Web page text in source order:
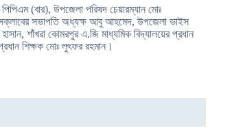
(বার), উপজেলা পরিষদ চেয়ারম্যান মোঃ
সভাপতি অধ্যক্ষ আবু আহমেদ, উপজেলা ভাইস
শাঁখরা কোমরপুর এ.জি মাধ্যমিক বিদ্যালয়ের প্রধান
শিক্ষক মোঃ লুৎফর রহমান।